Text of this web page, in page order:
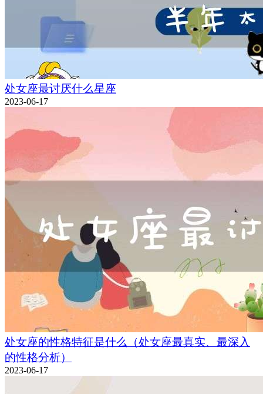
处女座最讨厌什么星座
2023-06-17
处女座的性格特征是什么（处女座最真实、最深入
的性格分析）
2023-06-17